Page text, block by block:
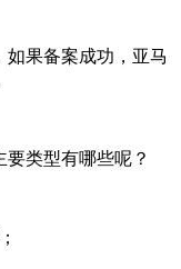
果备案成功，亚马
类型有哪些呢？